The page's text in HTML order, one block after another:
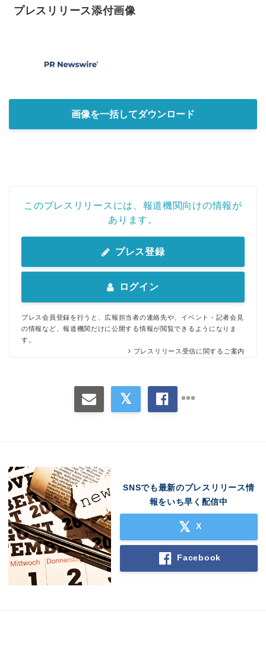
プレスリリース添付画像
画像を一括してダウンロード
このプレスリリースには、報道機関向けの情報が
あります。
プレス登録
ログイン
プレス会員登録を行うと、広報担当者の連絡先や、イベント・記者会見
の情報など、報道機関だけに公開する情報が閲覧できるようになりま
す。
プレスリリース受信に関するご案内
SNSでも最新のプレスリリース情
報をいち早く配信中
X
Facebook